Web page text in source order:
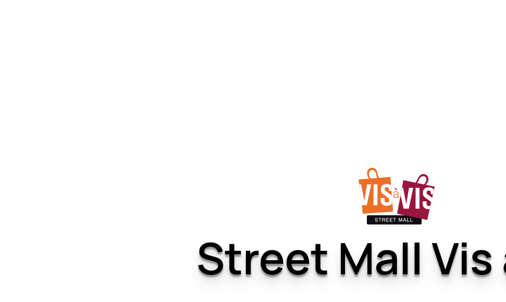
Street Mall Vis